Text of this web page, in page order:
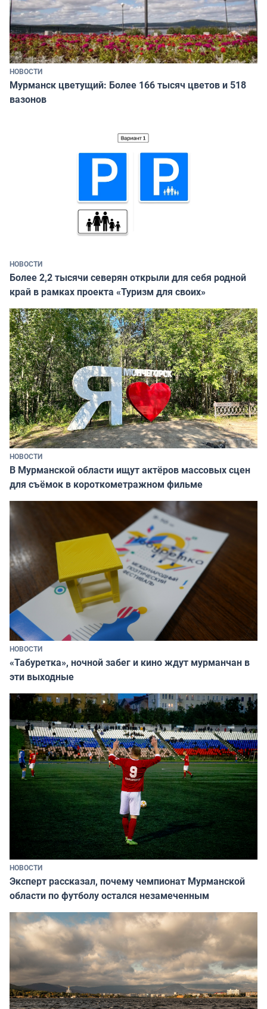
НОВОСТИ
Мурманск цветущий: Более 166 тысяч цветов и 518
вазонов
НОВОСТИ
Более 2,2 тысячи северян открыли для себя родной
край в рамках проекта «Туризм для своих»
НОВОСТИ
В Мурманской области ищут актёров массовых сцен
для съёмок в короткометражном фильме
НОВОСТИ
«Табуретка», ночной забег и кино ждут мурманчан в
эти выходные
НОВОСТИ
Эксперт рассказал, почему чемпионат Мурманской
области по футболу остался незамеченным